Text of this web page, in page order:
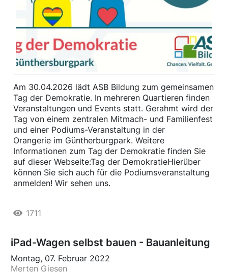
Am 30.04.2026 lädt ASB Bildung zum gemeinsamen
Tag der Demokratie. In mehreren Quartieren finden
Veranstaltungen und Events statt. Gerahmt wird der
Tag von einem zentralen Mitmach- und Familienfest
und einer Podiums-Veranstaltung in der
Orangerie im Güntherburgpark. Weitere
Informationen zum Tag der Demokratie finden Sie
auf dieser Webseite:Tag der DemokratieHierüber
können Sie sich auch für die Podiumsveranstaltung
anmelden! Wir sehen uns.
1711
iPad-Wagen selbst bauen - Bauanleitung
Montag, 07. Februar 2022
Merten Giesen